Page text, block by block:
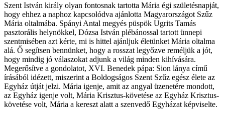
Szent István király olyan fontosnak tartotta Mária égi születésnapját,
hogy ehhez a naphoz kapcsolódva ajánlotta Magyarországot Szűz
Mária oltalmába. Spányi Antal megyés püspök Ugrits Tamás
pasztorális helynökkel, Dózsa István plébánossal tartott ünnepi
szentmisében azt kérte, mi is hittel ajánljuk életünket Mária oltalma
alá. Ő segítsen bennünket, hogy a rosszat legyőzve reméljük a jót,
hogy mindig jó válaszokat adjunk a világ minden kihívására.
Megerősítve a gondolatot, XVI. Benedek pápa: Sion lánya című
írásából idézett, miszerint a Boldogságos Szent Szűz egész élete az
Egyház útját jelzi. Mária igenje, amit az angyal üzenetére mondott,
az Egyház igenje volt, Mária Krisztus-követése az Egyház Krisztus-
követése volt, Mária a kereszt alatt a szenvedő Egyházat képviselte.